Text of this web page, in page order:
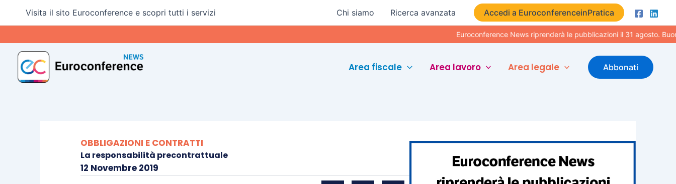
Visita il sito Euroconference e scopri tutti i servizi Chi siamo Ricerca avanzata Accedi a EuroconferenceinPratica
Euroconference News riprenderà le pubblicazioni il 31 agosto. Buone
Area fiscale Area lavoro Area legale Abbonati
OBBLIGAZIONI E CONTRATTI
La responsabilità precontrattuale
12 Novembre 2019